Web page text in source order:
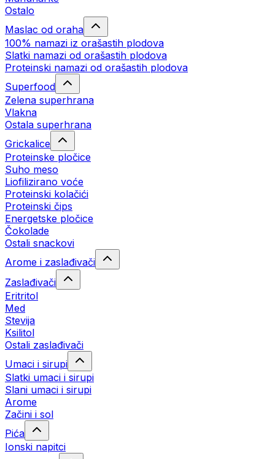
Ostalo
Maslac od oraha
100% namazi iz orašastih plodova
Slatki namazi od orašastih plodova
Proteinski namazi od orašastih plodova
Superfood
Zelena superhrana
Vlakna
Ostala superhrana
Grickalice
Proteinske pločice
Suho meso
Liofilizirano voće
Proteinski kolačići
Proteinski čips
Energetske pločice
Čokolade
Ostali snackovi
Arome i zaslađivači
Zaslađivači
Eritritol
Med
Stevija
Ksilitol
Ostali zaslađivači
Umaci i sirupi
Slatki umaci i sirupi
Slani umaci i sirupi
Arome
Začini i sol
Pića
Ionski napitci